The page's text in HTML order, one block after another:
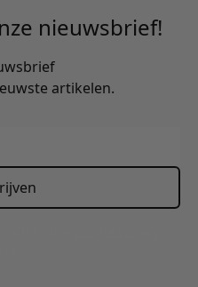
nieuwsbrief!
artikelen.